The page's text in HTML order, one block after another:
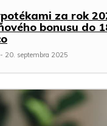
za rok
bonusu do
- 20. septembra 2025